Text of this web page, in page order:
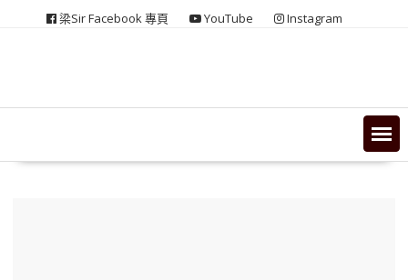
梁Sir Facebook 專頁 YouTube Instagram